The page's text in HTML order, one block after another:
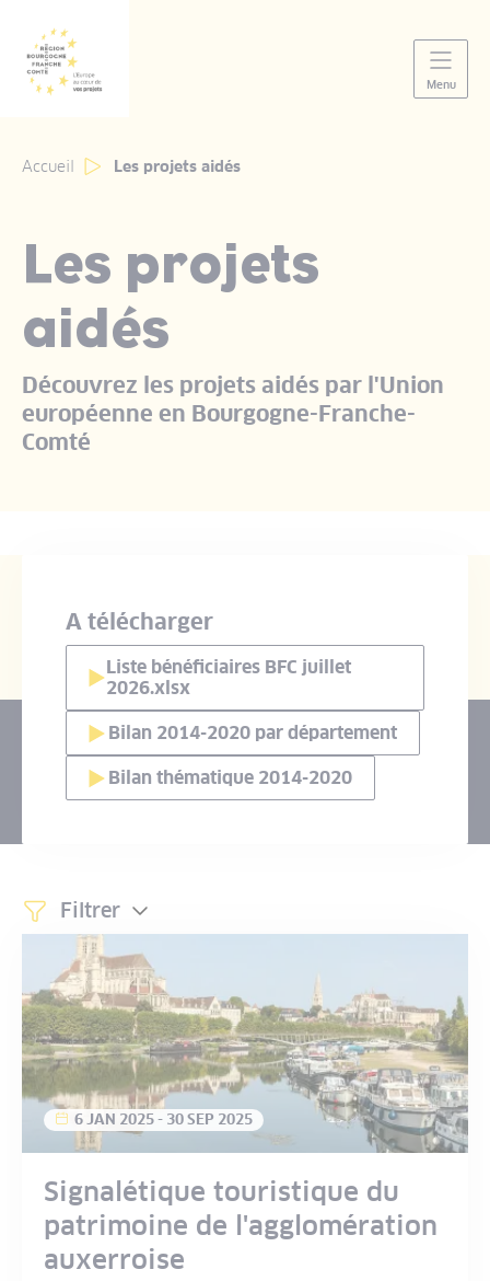
Menu
Accueil Les projets aidés
Les projets
aidés
Découvrez les projets aidés par l'Union
européenne en Bourgogne-Franche-
Comté
A télécharger
Liste bénéficiaires BFC juillet
2026.xlsx
Bilan 2014-2020 par département
Bilan thématique 2014-2020
Filtrer
6 JAN 2025- 30 SEP 2025
Signalétique touristique du
patrimoine de l'agglomération
auxerroise